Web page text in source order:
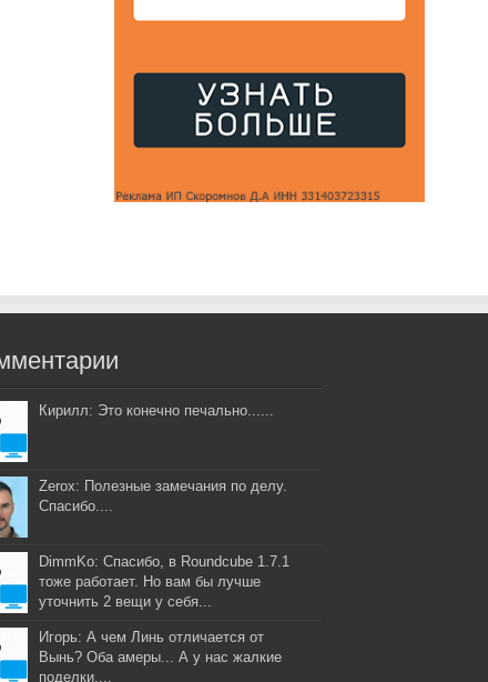
Кирилл: Это конечно печально......
Zerox: Полезные замечания по делу.
Спасибо....
DimmKo: Спасибо, в Roundcube 1.7.1
тоже работает. Но вам бы лучше
уточнить 2 вещи у себя...
Игорь: А чем Линь отличается от
Вынь? Оба амеры... А у нас жалкие
поделки....